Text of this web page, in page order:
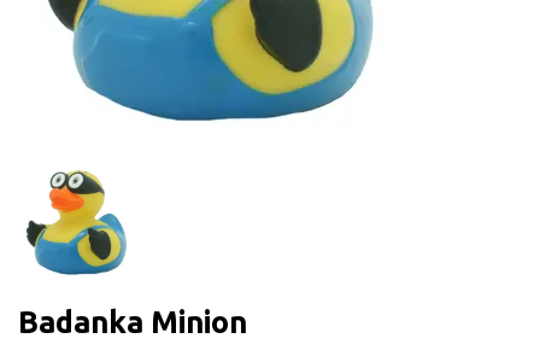
Badanka Minion